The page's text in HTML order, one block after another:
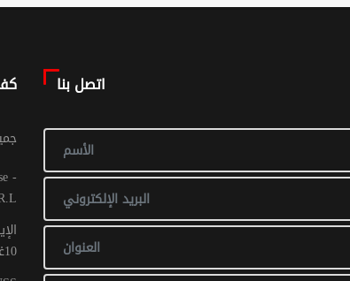
©
10غشت 2016: عدد 1 - 017 ص ح
اتصل بنا